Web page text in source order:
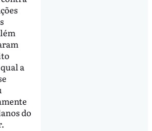
a
do